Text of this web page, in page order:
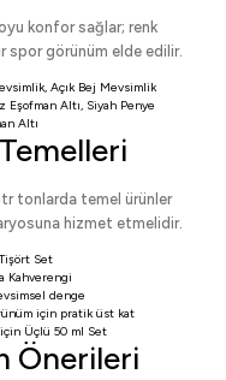
konfor sağlar; renk
spor görünüm elde edilir.
, Açık Bej Mevsimlik
Eşofman Altı, Siyah Penye
Altı
tonlarda temel ürünler
hizmet etmelidir.
Set
Kahverengi
denge
için pratik üst kat
Üçlü 50 ml Set
Önerileri